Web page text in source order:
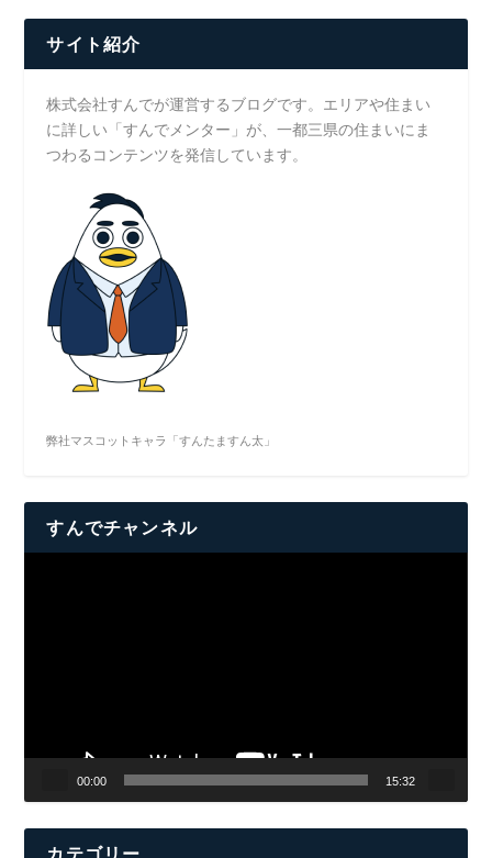
サイト紹介
株式会社すんでが運営するブログです。エリアや住まい
に詳しい「すんでメンター」が、一都三県の住まいにま
つわるコンテンツを発信しています。
弊社マスコットキャラ「すんたますん太」
すんでチャンネル
00:00 15:32
カテゴリー